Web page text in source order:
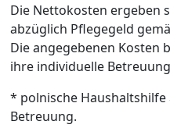
Die Nettokosten ergeben
abzüglich Pflegegeld
Die angegebenen Kosten
ihre individuelle
* polnische
Betreuung.